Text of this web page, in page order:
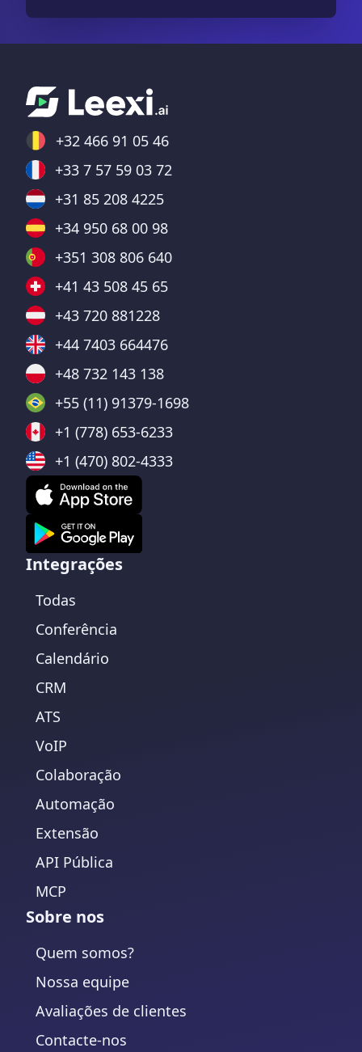
+32 466 91 05 46
+33 7 57 59 03 72
+31 85 208 4225
+34 950 68 00 98
+351 308 806 640
+41 43 508 45 65
+43 720 881228
+44 7403 664476
+48 732 143 138
+55 (11) 91379-1698
+1 (778) 653-6233
+1 (470) 802-4333
Integrações
Todas
Conferência
Calendário
CRM
ATS
VoIP
Colaboração
Automação
Extensão
API Pública
MCP
Sobre nos
Quem somos?
Nossa equipe
Avaliações de clientes
Contacte-nos